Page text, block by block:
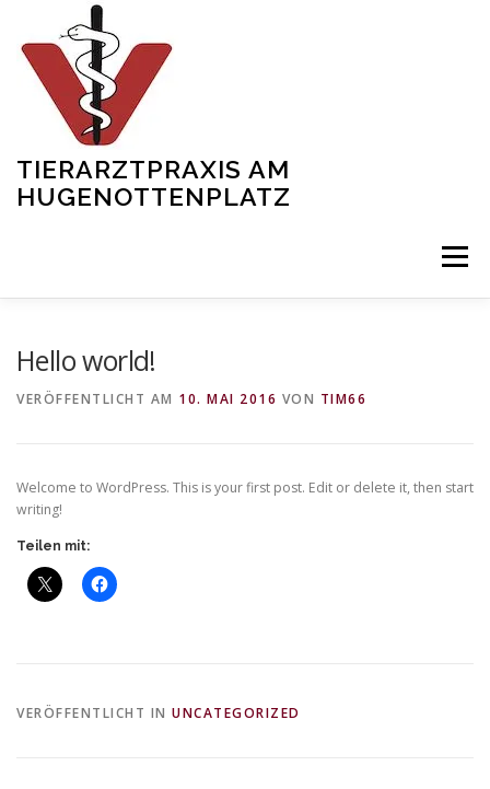
springen
TIERARZTPRAXIS AM
HUGENOTTENPLATZ
Menü
DATENSCHUTZERKLÄRUNG
Hello world!
VERÖFFENTLICHT AM 10. MAI 2016 VON TIM66
Welcome to WordPress. This is your first post. Edit or delete it, then start
writing!
Teilen mit:
VERÖFFENTLICHT IN UNCATEGORIZED